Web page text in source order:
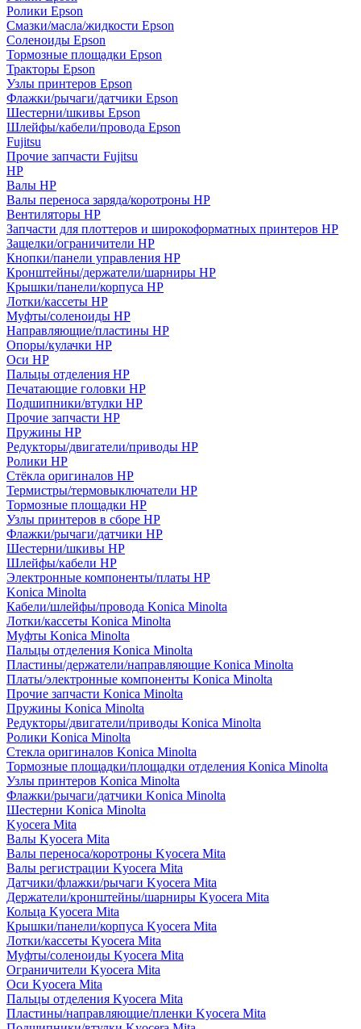
Ролики Epson
Смазки/масла/жидкости Epson
Соленоиды Epson
Тормозные площадки Epson
Тракторы Epson
Узлы принтеров Epson
Флажки/рычаги/датчики Epson
Шестерни/шкивы Epson
Шлейфы/кабели/провода Epson
Fujitsu
Прочие запчасти Fujitsu
HP
Валы HP
Валы переноса заряда/коротроны HP
Вентиляторы HP
Запчасти для плоттеров и широкоформатных принтеров HP
Защелки/ограничители HP
Кнопки/панели управления HP
Кронштейны/держатели/шарниры HP
Крышки/панели/корпуса HP
Лотки/кассеты HP
Муфты/соленоиды HP
Направляющие/пластины HP
Опоры/кулачки HP
Оси HP
Пальцы отделения HP
Печатающие головки HP
Подшипники/втулки HP
Прочие запчасти HP
Пружины HP
Редукторы/двигатели/приводы HP
Ролики HP
Стёкла оригиналов HP
Термистры/термовыключатели HP
Тормозные площадки HP
Узлы принтеров в сборе HP
Флажки/рычаги/датчики HP
Шестерни/шкивы HP
Шлейфы/кабели HP
Электронные компоненты/платы HP
Konica Minolta
Кабели/шлейфы/провода Konica Minolta
Лотки/кассеты Konica Minolta
Муфты Konica Minolta
Пальцы отделения Konica Minolta
Пластины/держатели/направляющие Konica Minolta
Платы/электронные компоненты Konica Minolta
Прочие запчасти Konica Minolta
Пружины Konica Minolta
Редукторы/двигатели/приводы Konica Minolta
Ролики Konica Minolta
Стекла оригиналов Konica Minolta
Тормозные площадки/площадки отделения Konica Minolta
Узлы принтеров Konica Minolta
Флажки/рычаги/датчики Konica Minolta
Шестерни Konica Minolta
Kyocera Mita
Валы Kyocera Mita
Валы переноса/коротроны Kyocera Mita
Валы регистрации Kyocera Mita
Датчики/флажки/рычаги Kyocera Mita
Держатели/кронштейны/шарниры Kyocera Mita
Кольца Kyocera Mita
Крышки/панели/корпуса Kyocera Mita
Лотки/кассеты Kyocera Mita
Муфты/соленоиды Kyocera Mita
Ограничители Kyocera Mita
Оси Kyocera Mita
Пальцы отделения Kyocera Mita
Пластины/направляющие/пленки Kyocera Mita